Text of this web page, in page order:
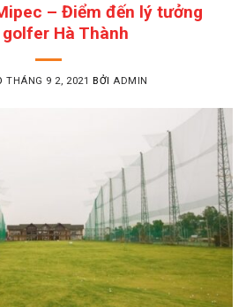
– Điểm đến lý tưởng
Hà Thành
THÁNG 9 2, 2021 BỞI ADMIN